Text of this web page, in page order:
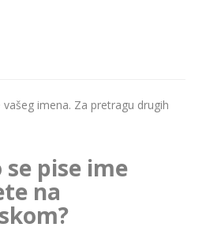
imena. Za pretragu drugih
se pise ime
na